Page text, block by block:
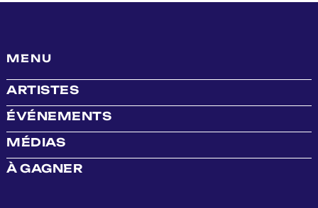
MENU
ARTISTES
ÉVÉNEMENTS
MÉDIAS
À GAGNER